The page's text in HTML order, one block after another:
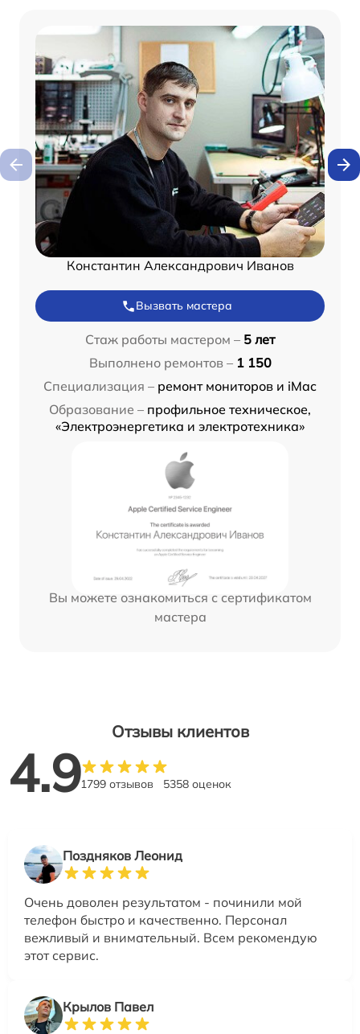
Константин Александрович Иванов
Вызвать мастера
Стаж работы мастером – 5 лет
Выполнено ремонтов – 1 150
Специализация – ремонт мониторов и iMac
Образование – профильное техническое,
«Электроэнергетика и электротехника»
Вы можете ознакомиться с сертификатом
мастера
Отзывы клиентов
4.91799 отзывов 5358 оценок
Поздняков Леонид
Очень доволен результатом - починили мой
телефон быстро и качественно. Персонал
вежливый и внимательный. Всем рекомендую
этот сервис.
Крылов Павел